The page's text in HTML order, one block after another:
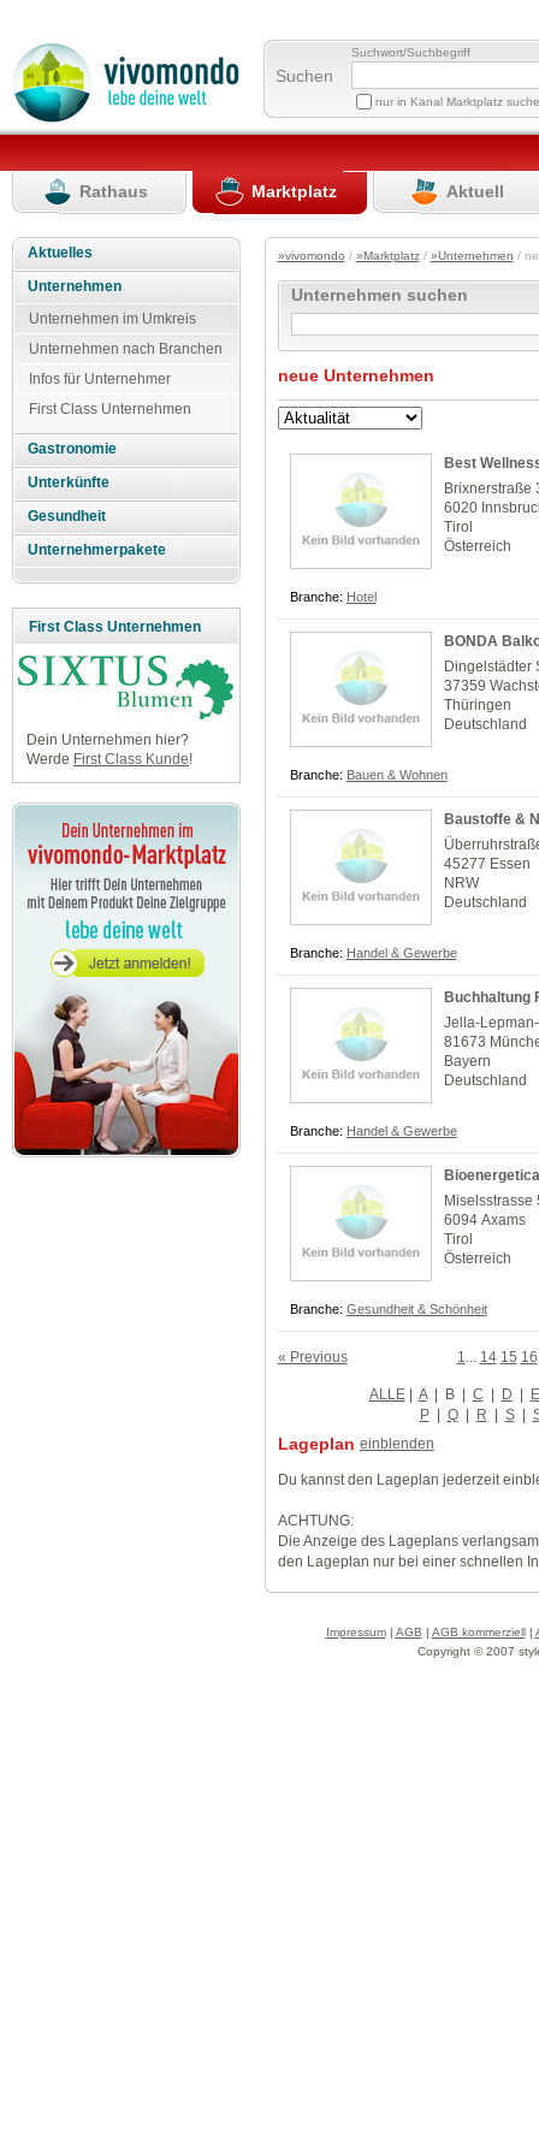
Suchen
Suchwort/Suchbegriff
nur in Kanal Marktplatz
Rathaus Marktplatz Aktuell
Aktuelles
Unternehmen
Unternehmen im Umkreis
Unternehmen nach Branchen
Infos für Unternehmer
First Class Unternehmen
Gastronomie
Unterkünfte
Gesundheit
Unternehmerpakete
First Class Unternehmen
Dein Unternehmen hier?
Werde First Class Kunde!
»vivomondo / »Marktplatz/ »Unternehmen /
Unternehmen suchen
neue Unternehmen
Best
Brixnerstraße
6020
Tirol
Österreich
Branche: Hotel
BONDA
Dingelstädter
37359
Thüringen
Deutschland
Branche: Bauen & Wohnen
Baustoffe &
45277 Essen
NRW
Deutschland
Branche: Handel & Gewerbe
Buchhaltung
Jella-
81673
Bayern
Deutschland
Branche: Handel & Gewerbe
Bioenergetica
Miselsstrasse
6094 Axams
Tirol
Österreich
Branche: Gesundheit & Schönheit
« Previous 1 14 15 16
ALLE| A | B| C | D | E
P | Q | R | S |
Lageplan einblenden
Du kannst den Lageplan jederzeit
ACHTUNG:
Die Anzeige des Lageplans
den Lageplan nur bei einer schnellen
Impressum| AGB | AGB kommerziell|
Copyright © 2007